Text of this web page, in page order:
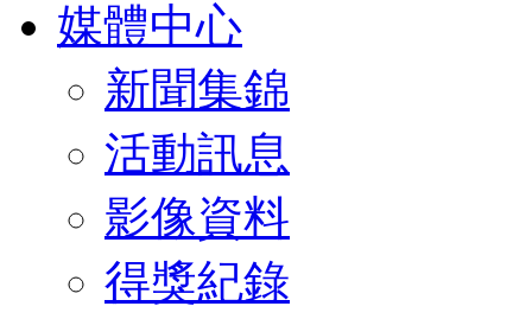
媒體中心
新聞集錦
活動訊息
影像資料
得獎紀錄